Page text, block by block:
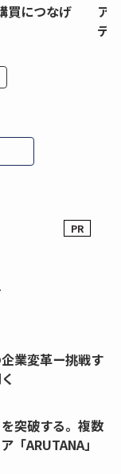
買につなげ
ア
デ
企業変革ー挑戦す
突破する。複数
「ARUTANA」